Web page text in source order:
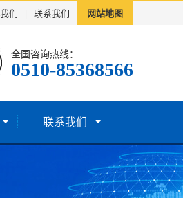
们 联系我们 网站地图
全国咨询热线：
0510-85368566
联系我们